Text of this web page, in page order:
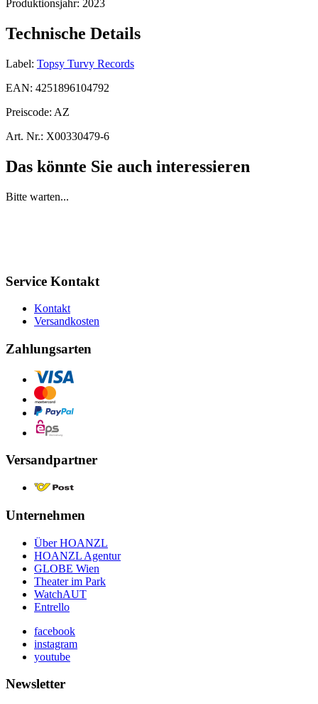
Produktionsjahr: 2023
Technische Details
Label: Topsy Turvy Records
EAN: 4251896104792
Preiscode: AZ
Art. Nr.: X00330479-6
Das könnte Sie auch interessieren
Bitte warten...
Service Kontakt
Kontakt
Versandkosten
Zahlungsarten
Versandpartner
Unternehmen
Über HOANZL
HOANZL Agentur
GLOBE Wien
Theater im Park
WatchAUT
Entrello
facebook
instagram
youtube
Newsletter